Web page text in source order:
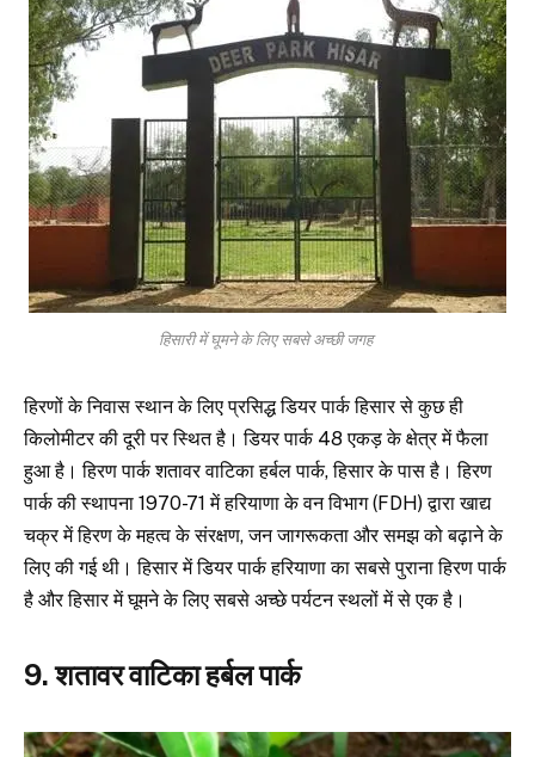
हिसारी में घूमने के लिए सबसे अच्छी जगह
हिरणों के निवास स्थान के लिए प्रसिद्ध डियर पार्क हिसार से कुछ ही
किलोमीटर की दूरी पर स्थित है। डियर पार्क 48 एकड़ के क्षेत्र में फैला
हुआ है। हिरण पार्क शतावर वाटिका हर्बल पार्क, हिसार के पास है। हिरण
पार्क की स्थापना 1970-71 में हरियाणा के वन विभाग (FDH) द्वारा खाद्य
चक्र में हिरण के महत्व के संरक्षण, जन जागरूकता और समझ को बढ़ाने के
लिए की गई थी। हिसार में डियर पार्क हरियाणा का सबसे पुराना हिरण पार्क
है और हिसार में घूमने के लिए सबसे अच्छे पर्यटन स्थलों में से एक है।
9. शतावर वाटिका हर्बल पार्क